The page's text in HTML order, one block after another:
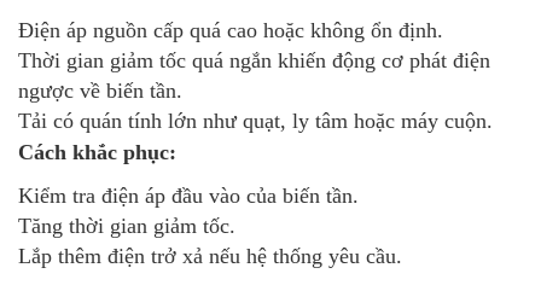
Điện áp nguồn cấp quá cao hoặc không ổn định.
Thời gian giảm tốc quá ngắn khiến động cơ phát điện
ngược về biến tần.
Tải có quán tính lớn như quạt, ly tâm hoặc máy cuộn.
Cách khắc phục:
Kiểm tra điện áp đầu vào của biến tần.
Tăng thời gian giảm tốc.
Lắp thêm điện trở xả nếu hệ thống yêu cầu.